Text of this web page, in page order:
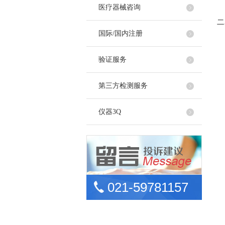
医疗器械咨询
国际/国内注册
验证服务
第三方检测服务
仪器3Q
021-59781157